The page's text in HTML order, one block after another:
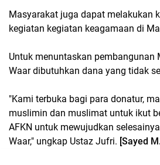
Masyarakat juga dapat melakukan
kegiatan kegiatan keagamaan di
Untuk menuntaskan pembangunan
Waar dibutuhkan dana yang tidak
"Kami terbuka bagi para donatur,
muslimin dan muslimat untuk ikut
AFKN untuk mewujudkan
Waar," ungkap Ustaz Jufri. [Sayed